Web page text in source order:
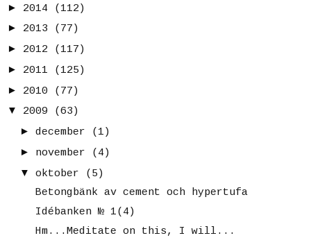
► 2014
(112)
► 2013
(77)
► 2012
(117)
► 2011
(125)
► 2010
(77)
▼
2009
(63)
► december
(1)
► november
(4)
▼
oktober
(5)
Betongbänk av cement och hypertufa
Idébanken № 1(4)
Hm...Meditate on this, I will...